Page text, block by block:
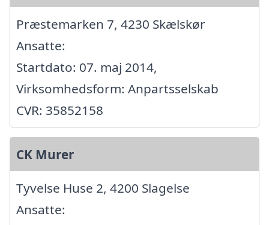
Præstemarken 7, 4230 Skælskør
Ansatte:
Startdato: 07. maj 2014,
Virksomhedsform: Anpartsselskab
CVR: 35852158
CK Murer
Tyvelse Huse 2, 4200 Slagelse
Ansatte: